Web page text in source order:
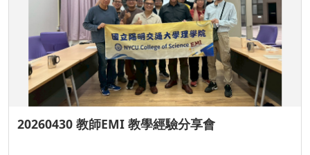
20260430 教師EMI 教學經驗分享會